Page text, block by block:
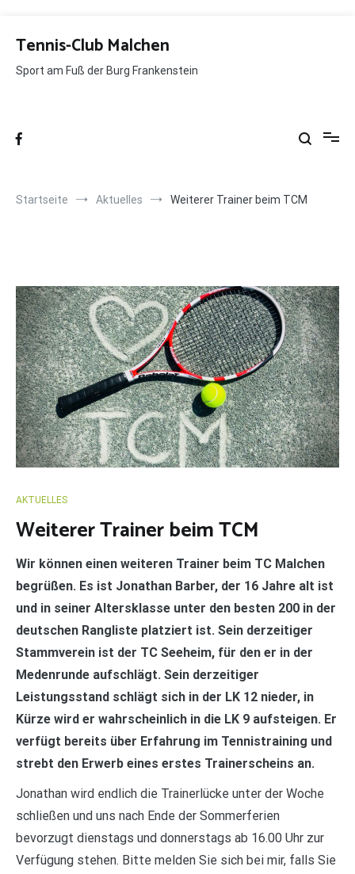
Inhalt
springen
Tennis-Club Malchen
Sport am Fuß der Burg Frankenstein
Startseite Aktuelles Weiterer Trainer beim TCM
AKTUELLES
Weiterer Trainer beim TCM
Wir können einen weiteren Trainer beim TC Malchen
begrüßen. Es ist Jonathan Barber, der 16 Jahre alt ist
und in seiner Altersklasse unter den besten 200 in der
deutschen Rangliste platziert ist. Sein derzeitiger
Stammverein ist der TC Seeheim, für den er in der
Medenrunde aufschlägt. Sein derzeitiger
Leistungsstand schlägt sich in der LK 12 nieder, in
Kürze wird er wahrscheinlich in die LK 9 aufsteigen. Er
verfügt bereits über Erfahrung im Tennistraining und
strebt den Erwerb eines erstes Trainerscheins an.
Jonathan wird endlich die Trainerlücke unter der Woche
schließen und uns nach Ende der Sommerferien
bevorzugt dienstags und donnerstags ab 16.00 Uhr zur
Verfügung stehen. Bitte melden Sie sich bei mir, falls Sie